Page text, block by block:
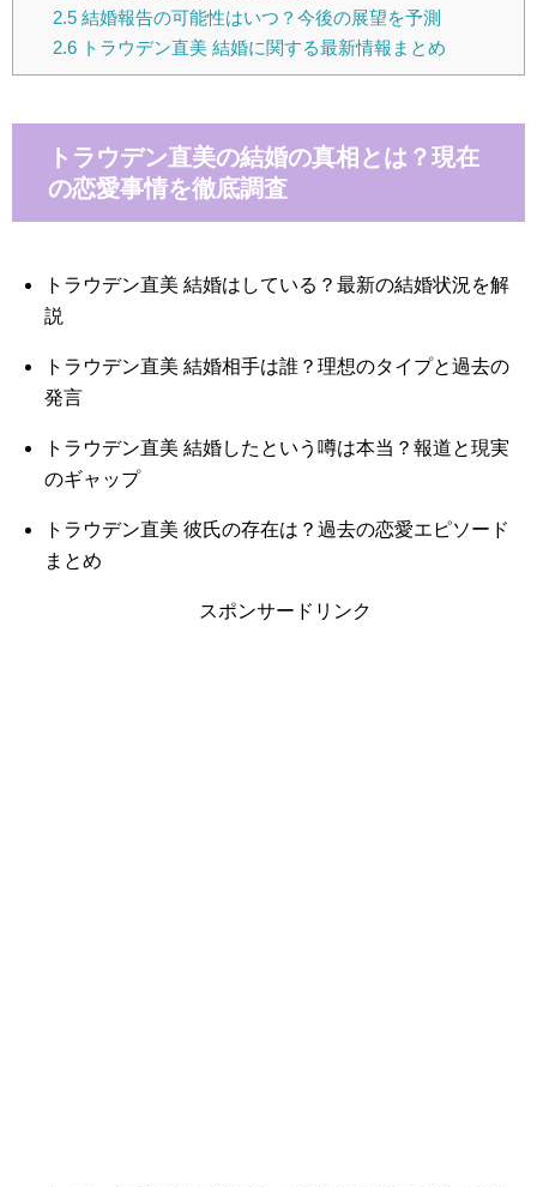
2.5結婚報告の可能性はいつ？今後の展望を予測
2.6トラウデン直美 結婚に関する最新情報まとめ
トラウデン直美の結婚の真相とは？現在
の恋愛事情を徹底調査
トラウデン直美 結婚はしている？最新の結婚状況を解
説
トラウデン直美 結婚相手は誰？理想のタイプと過去の
発言
トラウデン直美 結婚したという噂は本当？報道と現実
のギャップ
トラウデン直美 彼氏の存在は？過去の恋愛エピソード
まとめ
スポンサードリンク